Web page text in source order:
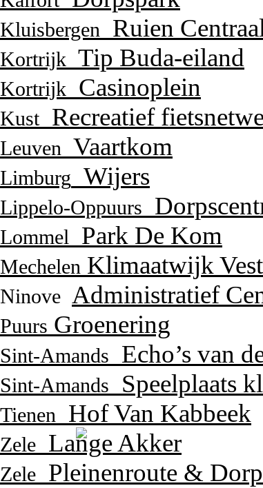
Kluisbergen Ruien
Kortrijk Tip Buda-eiland
Kortrijk Casinoplein
KustRecreatief
Leuven Vaartkom
Limburg Wijers
Lippelo-Oppuurs
Lommel Park De Kom
Mechelen Klimaatwijk
Ninove Administratief
Puurs Groenering
Sint-Amands Echo’s van
Sint-Amands Speelplaats
Tienen Hof Van Kabbeek
Zele Lange Akker
Zele Pleinenroute &